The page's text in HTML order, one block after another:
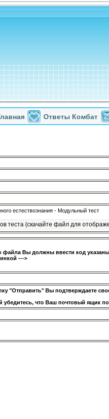
Ответы Комбат
естествознания - Модульный тест
теста (скачайте файл для
файла Вы должны ввести код
--->
"Отправить" Вы подтверждаете
убедитесь, что Ваш почтовый ящик